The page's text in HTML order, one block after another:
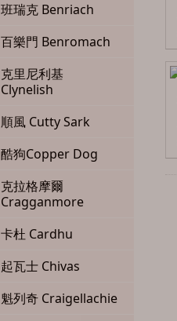
班瑞克 Benriach
百樂門 Benromach
克里尼利基
Clynelish
順風 Cutty Sark
酷狗Copper Dog
克拉格摩爾
Cragganmore
卡杜 Cardhu
起瓦士 Chivas
魁列奇 Craigellachie